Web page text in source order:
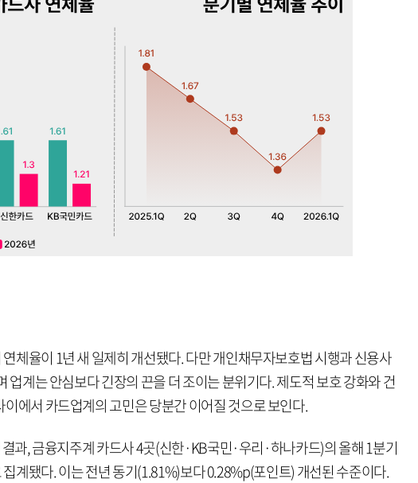
체율이 1년 새 일제히 개선됐다. 다만 개인채무자보호법 시행과 신용사
업계는 안심보다 긴장의 끈을 더 조이는 분위기다. 제도적 보호 강화와 건
에서 카드업계의 고민은 당분간 이어질 것으로 보인다.
과, 금융지주계 카드사 4곳(신한·KB국민·우리·하나카드)의 올해 1분기
계됐다. 이는 전년 동기(1.81%)보다 0.28%p(포인트) 개선된 수준이다.